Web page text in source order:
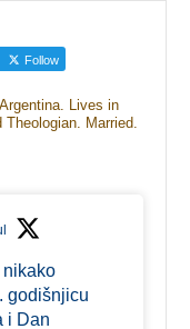
Follow
Lives in
Married.
nikako
godišnjicu
i Dan